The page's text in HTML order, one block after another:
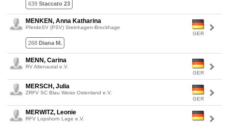
639 Staccato 23
GER
MENKEN, Anna Katharina
PferdeSV (PSV) Steinhagen-Brockhage
268 Diana M.
GER
MENN, Carina
RV Altenautal e.V.
GER
MERSCH, Julia
ZRFV SC Blau Weiss Ostenland e.V.
MERWITZ, Leonie
RFV Lopshorn Lage e.V.